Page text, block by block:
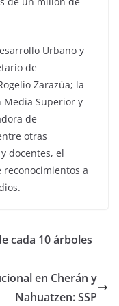
Urbano y
de
Zarazúa; la
Superior y
de
otras
docentes, el
a
cada 10 árboles
en Cherán y
Nahuatzen: SSP